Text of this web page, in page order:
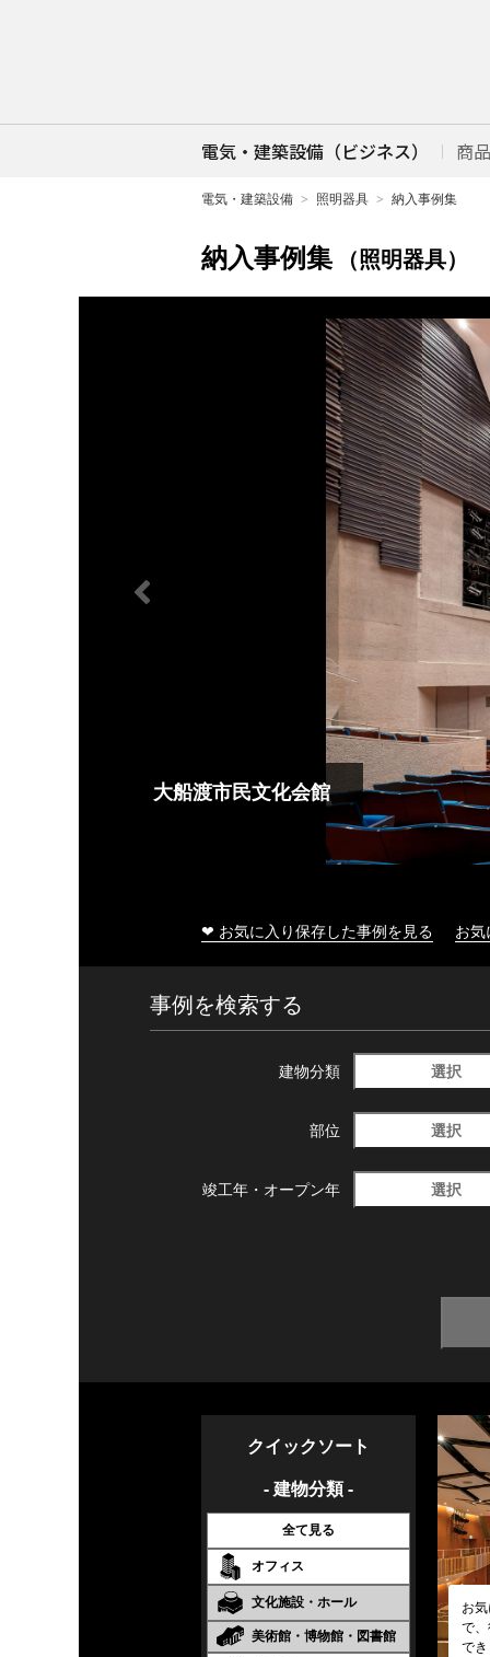
電気・建築設備（ビジネス） 商
電気・建築設備 照明器具 納入事例集
納入事例集 （照明器具）
大船渡市民文化会館
❤ お気に入り保存した事例を見る お
事例を検索する
建物分類 選択
部位 選択
竣工年・ オープン年 選択
クイックソート
- 建物分類 -
全て見る
オフィス
文化施設・ホール
美術館・博物館・図書館
お
で
で